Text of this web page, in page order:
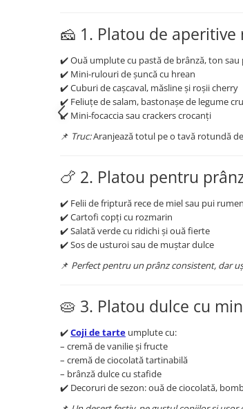
🧀 1. Platou de
✔️ Ouă umplute cu pastă de brânză, ton sau
✔️ Mini-rulouri de șuncă cu hrean
✔️ Cuburi de cașcaval, măsline și roșii cherry
✔️ Feliuțe de salam, bastonașe de legume
✔️ Mini-focaccia sau crackers crocanți
📌 Truc:Aranjează totul pe o tavă rotundă
🍗 2. Platou pentru
✔️ Felii de friptură rece de miel sau pui
✔️ Cartofi copți cu rozmarin
✔️ Salată verde cu ridichi și ouă fierte
✔️ Sos de usturoi sau de muștar dulce
📌 Perfect pentru un prânz consistent, dar
🥧 3. Platou dulce cu
✔️Coji de tarte umplute cu:
– cremă de vanilie și fructe
– cremă de ciocolată tartinabilă
– brânză dulce cu stafide
✔️ Decoruri de sezon: ouă de ciocolată,